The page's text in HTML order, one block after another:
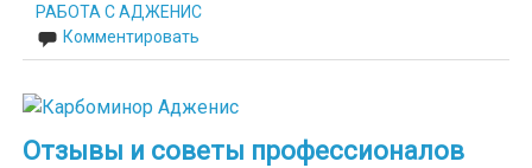
РАБОТА С АДЖЕНИС
Комментировать
Отзывы и советы профессионалов